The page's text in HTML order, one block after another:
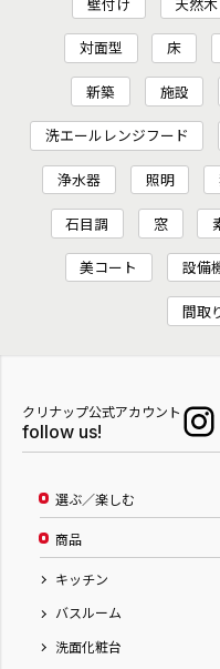
対面型 床
新築 施設
洗エールレンジフード
浄水器 照明
石目調 窓
美コート 設備
間取
クリナップ公式アカウント
follow us!
選ぶ／楽しむ
商品
キッチン
バスルーム
洗面化粧台